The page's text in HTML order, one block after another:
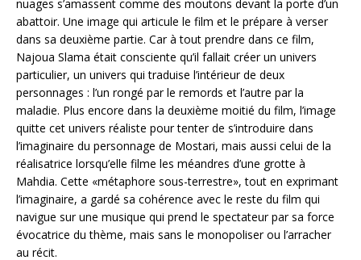
nuages s’amassent comme des moutons devant la porte d’un
abattoir. Une image qui articule le film et le prépare à verser
dans sa deuxième partie. Car à tout prendre dans ce film,
Najoua Slama était consciente qu’il fallait créer un univers
particulier, un univers qui traduise l’intérieur de deux
personnages : l’un rongé par le remords et l’autre par la
maladie. Plus encore dans la deuxième moitié du film, l’image
quitte cet univers réaliste pour tenter de s’introduire dans
l’imaginaire du personnage de Mostari, mais aussi celui de la
réalisatrice lorsqu’elle filme les méandres d’une grotte à
Mahdia. Cette «métaphore sous-terrestre», tout en exprimant
l’imaginaire, a gardé sa cohérence avec le reste du film qui
navigue sur une musique qui prend le spectateur par sa force
évocatrice du thème, mais sans le monopoliser ou l’arracher
au récit.